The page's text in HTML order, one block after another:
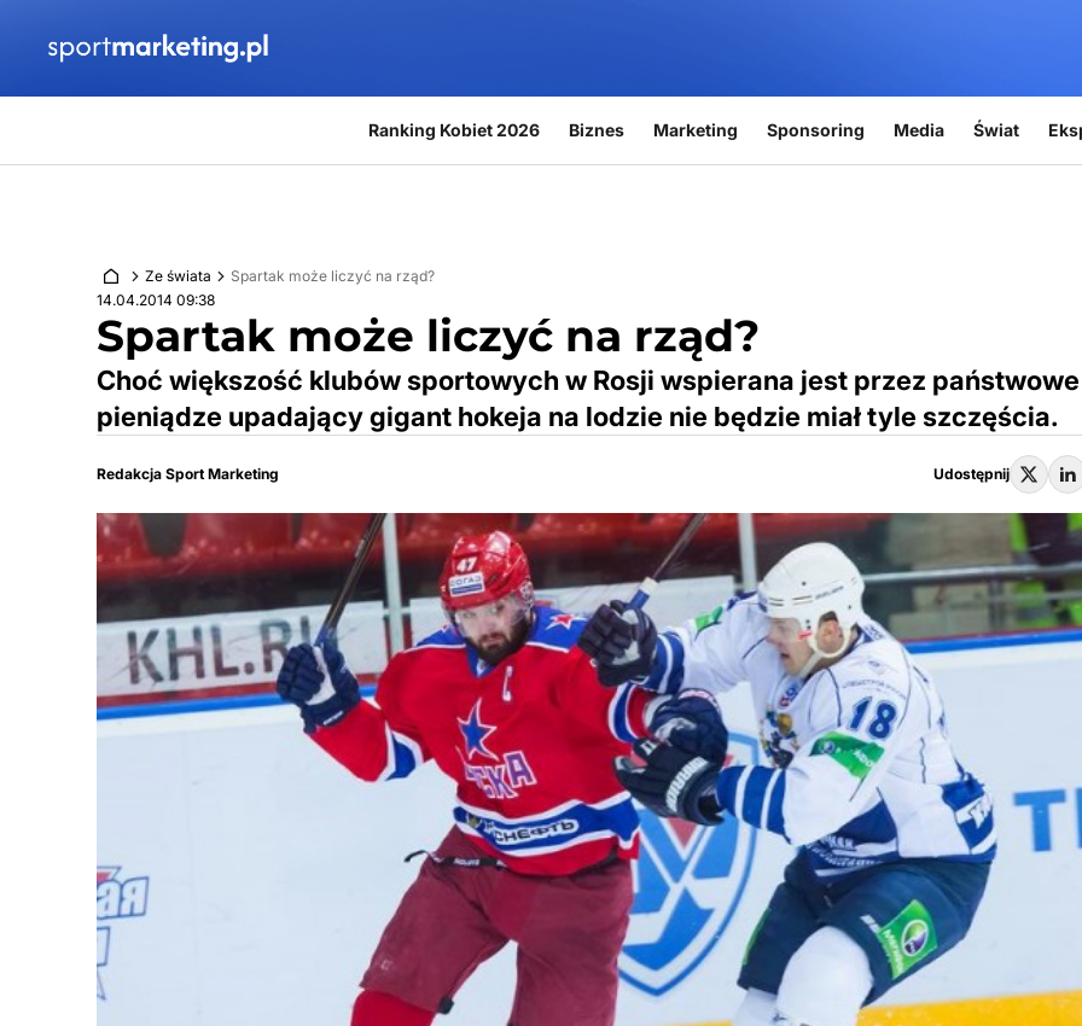
Ranking Kobiet 2026 Biznes Marketing Sponsoring Media Świat
Ze świata
Spartak może liczyć na rząd?
14.04.2014 09:38
Spartak może liczyć na rząd?
Choć większość klubów sportowych w Rosji wspierana jest przez państwowe
pieniądze upadający gigant hokeja na lodzie nie będzie miał tyle szczęścia.
Redakcja Sport Marketing Udostępnij